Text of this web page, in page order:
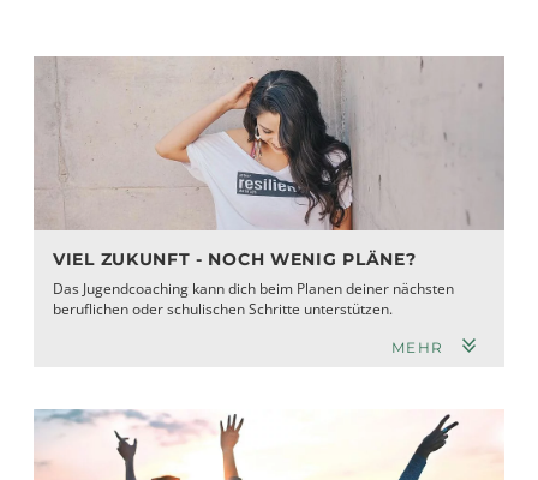
VIEL ZUKUNFT - NOCH WENIG PLÄNE?
Das Jugendcoaching kann dich beim Planen deiner nächsten
beruflichen oder schulischen Schritte unterstützen.
MEHR